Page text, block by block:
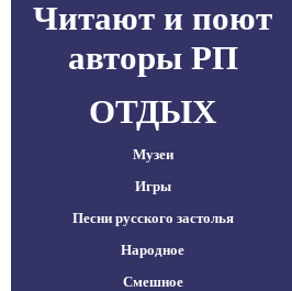
Читают и поют
авторы РП
ОТДЫХ
Музеи
Игры
Песни русского застолья
Народное
Смешное